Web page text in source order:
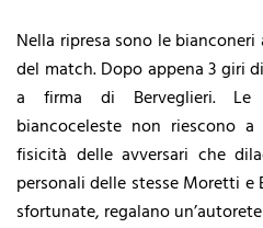
Nella ripresa sono le
del match. Dopo appena 3 giri
a firma di Berveglieri. Le
biancoceleste non riescono
fisicità delle avversari che
personali delle stesse Moretti e
sfortunate, regalano